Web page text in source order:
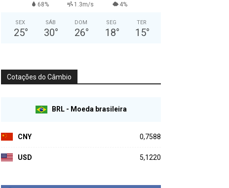
68% 1.3m/s 4%
SEX
25°
SÁB
30°
DOM
26°
SEG
18°
TER
15°
Cotações do Câmbio
BRL - Moeda brasileira
CNY 0,7588
USD 5,1220